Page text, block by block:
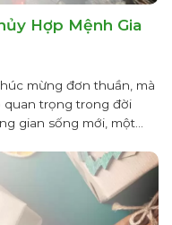
Hợp Mệnh Gia
mừng đơn thuần, mà
quan trọng trong đời
gian sống mới, một